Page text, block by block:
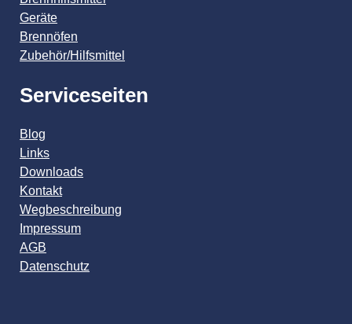
Geräte
Brennöfen
Zubehör/Hilfsmittel
Serviceseiten
Blog
Links
Downloads
Kontakt
Wegbeschreibung
Impressum
AGB
Datenschutz